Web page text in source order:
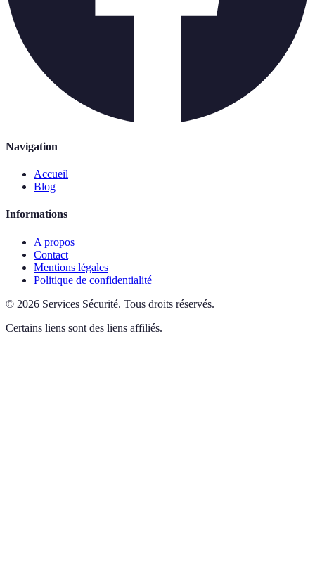
Navigation
Accueil
Blog
Informations
A propos
Contact
Mentions légales
Politique de confidentialité
© 2026 Services Sécurité. Tous droits réservés.
Certains liens sont des liens affiliés.